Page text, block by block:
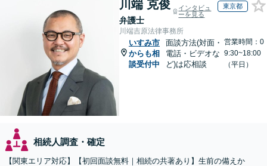
川端 克俊
弁護士
インタビュ
ーを見る
東京都
川端吉原法律事務所
いすみ市
からも相
談受付中
面談方法(対面・
電話・ビデオな
ど)は応相談
営業時間：0
9:30~18:00
（平日）
相続人調査・確定
【関東エリア対応】【初回面談無料｜相続の共著あり】生前の備えか